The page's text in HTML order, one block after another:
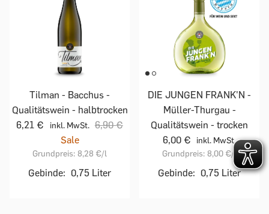
Tilman - Bacchus -
Qualitätswein - halbtrocken
6,21 €
inkl. MwSt. 6,90 €
Sale
Grundpreis: 8,28 €/l
Gebinde: 0,75 Liter
DIE JUNGEN FRANK'N -
Müller-Thurgau -
Qualitätswein - trocken
6,00 €
inkl. MwSt.
Grundpreis: 8,00 €/l
Gebinde: 0,75 Liter